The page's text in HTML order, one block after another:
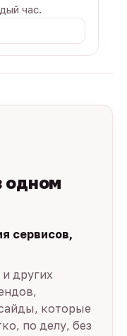
час.
одном
сервисов,
других
которые
по делу, без